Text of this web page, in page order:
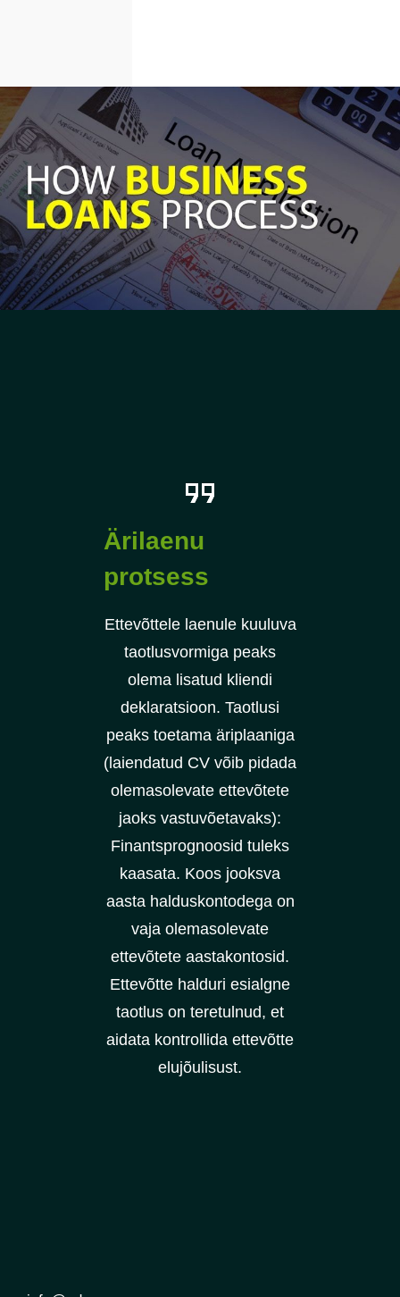
Ärilaenu
protsess
Ettevõttele laenule kuuluva
taotlusvormiga peaks
olema lisatud kliendi
deklaratsioon. Taotlusi
peaks toetama äriplaaniga
(laiendatud CV võib pidada
olemasolevate ettevõtete
jaoks vastuvõetavaks):
Finantsprognoosid tuleks
kaasata. Koos jooksva
aasta halduskontodega on
vaja olemasolevate
ettevõtete aastakontosid.
Ettevõtte halduri esialgne
taotlus on teretulnud, et
aidata kontrollida ettevõtte
elujõulisust.